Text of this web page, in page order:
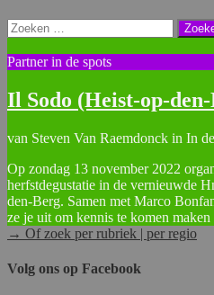
Zoeken
naar:
Partner in de spots
Il Sodo (Heist-op-
van Steven Van Raemdonck in In
Op zondag 13 november 2022
herfstdegustatie in de vernieuwde
den-Berg. Samen met Marco
ze je uit om kennis te komen maken
→ Of zoek per rubriek | per regio
Volg ons op Facebook